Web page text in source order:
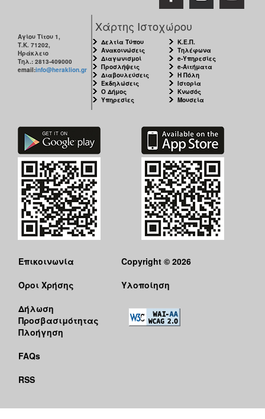
Αγίου Τίτου 1,
Τ.Κ. 71202,
Ηράκλειο
Τηλ.: 2813-409000
email:info@heraklion.gr
Χάρτης Ιστοχώρου
Δελτία Τύπου
Ανακοινώσεις
Διαγωνισμοί
Προσλήψεις
Διαβουλεύσεις
Εκδηλώσεις
Ο Δήμος
Υπηρεσίες
Κ.Ε.Π.
Τηλέφωνα
e-Υπηρεσίες
e-Αιτήματα
Η Πόλη
Ιστορία
Κνωσός
Μουσεία
Επικοινωνία
Όροι Χρήσης
Δήλωση
Προσβασιμότητας
Πλοήγηση
FAQs
RSS
Copyright © 2026
Υλοποίηση